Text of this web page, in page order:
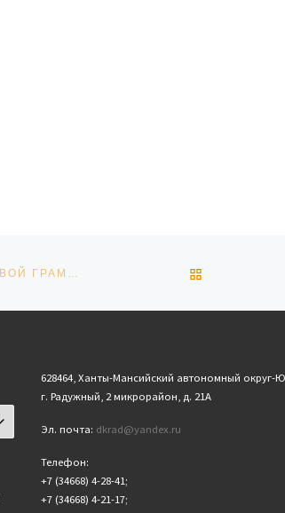
ОБРАТНО
628464, Ханты-Мансийский автономный округ-
г. Радужный, 2 микрорайон, д. 21А
Эл. почта: dkrad@yandex.ru
Телефон:
+7 (34668) 4-28-41;
+7 (34668) 4-21-17;